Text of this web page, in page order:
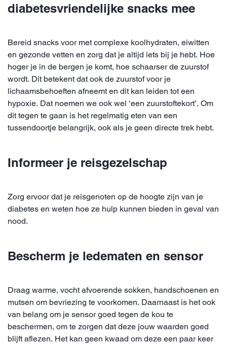
diabetesvriendelijke snacks mee
Bereid snacks voor met complexe koolhydraten, eiwitten
en gezonde vetten en zorg dat je altijd iets bij je hebt. Hoe
hoger je in de bergen je komt, hoe schaarser de zuurstof
wordt. Dit betekent dat ook de zuurstof voor je
lichaamsbehoeften afneemt en dit kan leiden tot een
hypoxie. Dat noemen we ook wel ‘een zuurstoftekort’. Om
dit tegen te gaan is het regelmatig eten van een
tussendoortje belangrijk, ook als je geen directe trek hebt.
Informeer je reisgezelschap
Zorg ervoor dat je reisgenoten op de hoogte zijn van je
diabetes en weten hoe ze hulp kunnen bieden in geval van
nood.
Bescherm je ledematen en sensor
Draag warme, vocht afvoerende sokken, handschoenen en
mutsen om bevriezing te voorkomen. Daarnaast is het ook
van belang om je sensor goed tegen de kou te
beschermen, om te zorgen dat deze jouw waarden goed
blijft aflezen. Het kan geen kwaad om deze een paar keer